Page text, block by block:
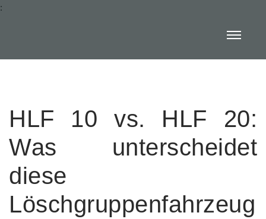
:
HLF 10 vs. HLF 20:
Was unterscheidet
diese
Löschgruppenfahrzeug